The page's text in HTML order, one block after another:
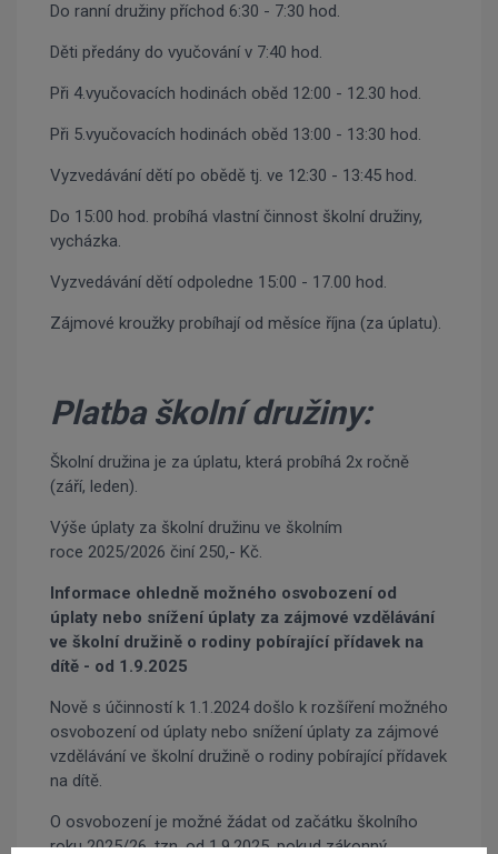
Do ranní družiny příchod 6:30 - 7:30 hod.
Děti předány do vyučování v 7:40 hod.
Při 4.vyučovacích hodinách oběd 12:00 - 12.30 hod.
Při 5.vyučovacích hodinách oběd 13:00 - 13:30 hod.
Vyzvedávání dětí po obědě tj. ve 12:30 - 13:45 hod.
Do 15:00 hod. probíhá vlastní činnost školní družiny,
vycházka.
Vyzvedávání dětí odpoledne 15:00 - 17.00 hod.
Zájmové kroužky probíhají od měsíce října (za úplatu).
Platba školní družiny:
Školní družina je za úplatu, která probíhá 2x ročně
(září, leden).
Výše úplaty za školní družinu ve školním
roce 2025/2026 činí 250,- Kč.
Informace ohledně možného osvobození od
úplaty nebo snížení úplaty za zájmové vzdělávání
ve školní družině o rodiny pobírající přídavek na
dítě - od 1.9.2025
Nově s účinností k 1.1.2024 došlo k rozšíření možného
osvobození od úplaty nebo snížení úplaty za zájmové
vzdělávání ve školní družině o rodiny pobírající přídavek
na dítě.
O osvobození je možné žádat od začátku školního
roku 2025/26, tzn. od 1.9.2025, pokud zákonný